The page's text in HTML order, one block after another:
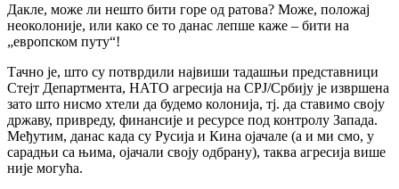
Дакле, може ли нешто бити горе од ратова? Може, положај
неоколоније, или како се то данас лепше каже – бити на
„европском путу“!
Тачно је, што су потврдили највиши тадашњи представници
Стејт Департмента, НАТО агресија на СРЈ/Србију је извршена
зато што нисмо хтели да будемо колонија, тј. да ставимо своју
државу, привреду, финансије и ресурсе под контролу Запада.
Међутим, данас када су Русија и Кина ојачале (а и ми смо, у
сарадњи са њима, ојачали своју одбрану), таква агресија више
није могућа.